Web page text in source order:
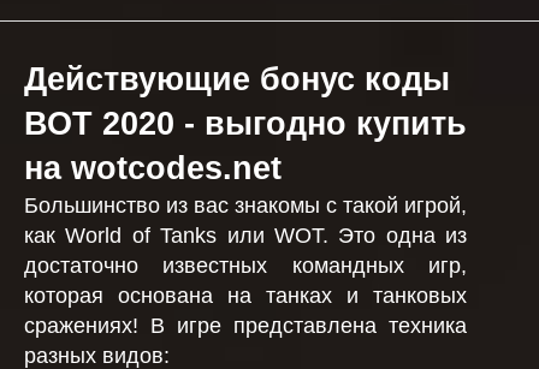
Действующие бонус коды
ВОТ 2020 - выгодно купить
на wotcodes.net
Большинство из вас знакомы с такой игрой,
как World of Tanks или WOT. Это одна из
достаточно известных командных игр,
которая основана на танках и танковых
сражениях! В игре представлена техника
разных видов: